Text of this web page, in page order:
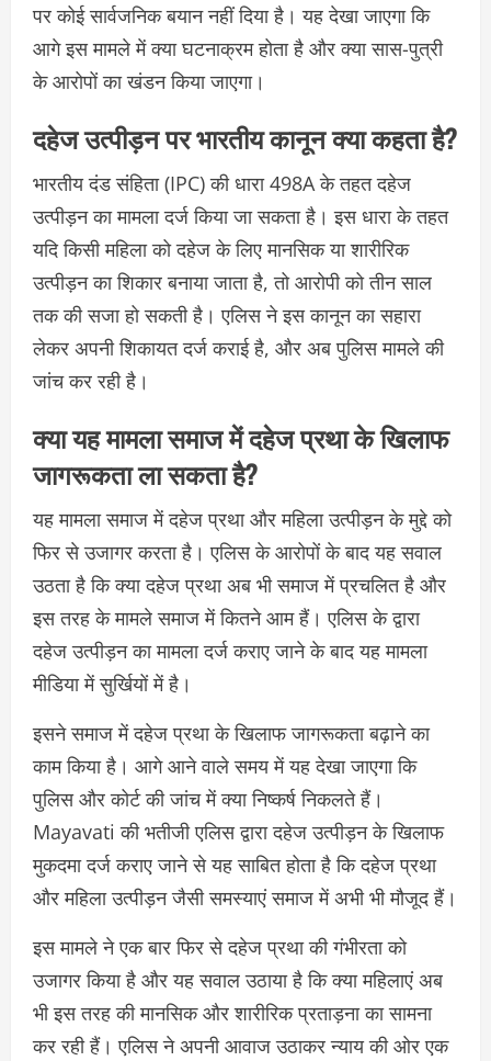
पर कोई सार्वजनिक बयान नहीं दिया है। यह देखा जाएगा कि
आगे इस मामले में क्या घटनाक्रम होता है और क्या सास-पुत्री
के आरोपों का खंडन किया जाएगा।
दहेज उत्पीड़न पर भारतीय कानून क्या कहता है?
भारतीय दंड संहिता (IPC) की धारा 498A के तहत दहेज
उत्पीड़न का मामला दर्ज किया जा सकता है। इस धारा के तहत
यदि किसी महिला को दहेज के लिए मानसिक या शारीरिक
उत्पीड़न का शिकार बनाया जाता है, तो आरोपी को तीन साल
तक की सजा हो सकती है। एलिस ने इस कानून का सहारा
लेकर अपनी शिकायत दर्ज कराई है, और अब पुलिस मामले की
जांच कर रही है।
क्या यह मामला समाज में दहेज प्रथा के खिलाफ
जागरूकता ला सकता है?
यह मामला समाज में दहेज प्रथा और महिला उत्पीड़न के मुद्दे को
फिर से उजागर करता है। एलिस के आरोपों के बाद यह सवाल
उठता है कि क्या दहेज प्रथा अब भी समाज में प्रचलित है और
इस तरह के मामले समाज में कितने आम हैं। एलिस के द्वारा
दहेज उत्पीड़न का मामला दर्ज कराए जाने के बाद यह मामला
मीडिया में सुर्खियों में है।
इसने समाज में दहेज प्रथा के खिलाफ जागरूकता बढ़ाने का
काम किया है। आगे आने वाले समय में यह देखा जाएगा कि
पुलिस और कोर्ट की जांच में क्या निष्कर्ष निकलते हैं।
Mayavati की भतीजी एलिस द्वारा दहेज उत्पीड़न के खिलाफ
मुकदमा दर्ज कराए जाने से यह साबित होता है कि दहेज प्रथा
और महिला उत्पीड़न जैसी समस्याएं समाज में अभी भी मौजूद हैं।
इस मामले ने एक बार फिर से दहेज प्रथा की गंभीरता को
उजागर किया है और यह सवाल उठाया है कि क्या महिलाएं अब
भी इस तरह की मानसिक और शारीरिक प्रताड़ना का सामना
कर रही हैं। एलिस ने अपनी आवाज उठाकर न्याय की ओर एक